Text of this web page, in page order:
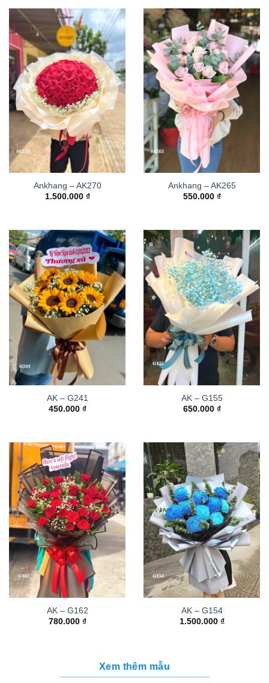
Ankhang – AK270
1.500.000 ₫
Ankhang – AK265
550.000 ₫
AK – G241
450.000 ₫
AK – G155
650.000 ₫
AK – G162
780.000 ₫
AK – G154
1.500.000 ₫
Xem thêm mẫu